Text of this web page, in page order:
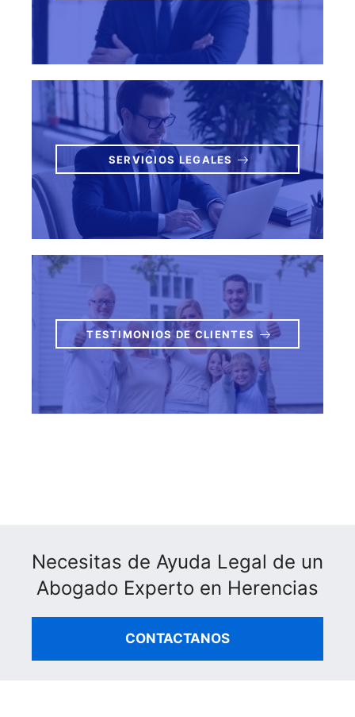
SERVICIOS LEGALES
TESTIMONIOS DE CLIENTES
Necesitas de Ayuda Legal de un
Abogado Experto en Herencias
CONTACTANOS